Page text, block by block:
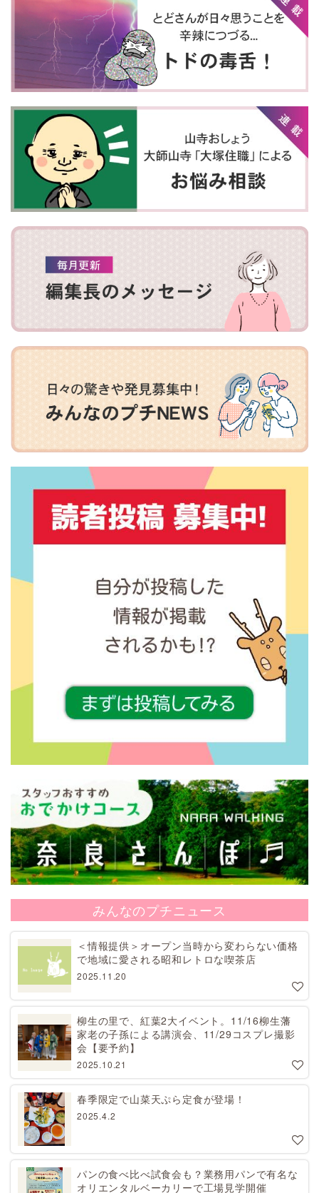
みんなのプチニュース
＜情報提供＞オープン当時から変わらない価格
で地域に愛される昭和レトロな喫茶店
2025.11.20
柳生の里で、紅葉2大イベント。11/16柳生藩
家老の子孫による講演会、11/29コスプレ撮影
会【要予約】
2025.10.21
春季限定で山菜天ぷら定食が登場！
2025.4.2
パンの食べ比べ試食会も？業務用パンで有名な
オリエンタルベーカリーで工場見学開催